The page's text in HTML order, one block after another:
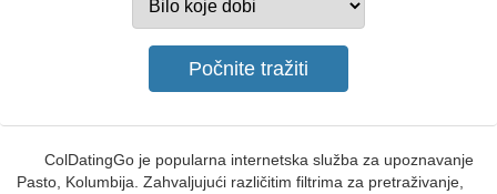
ColDatingGo je popularna internetska služba za upoznavanje
Pasto, Kolumbija. Zahvaljujući različitim filtrima za pretraživanje,